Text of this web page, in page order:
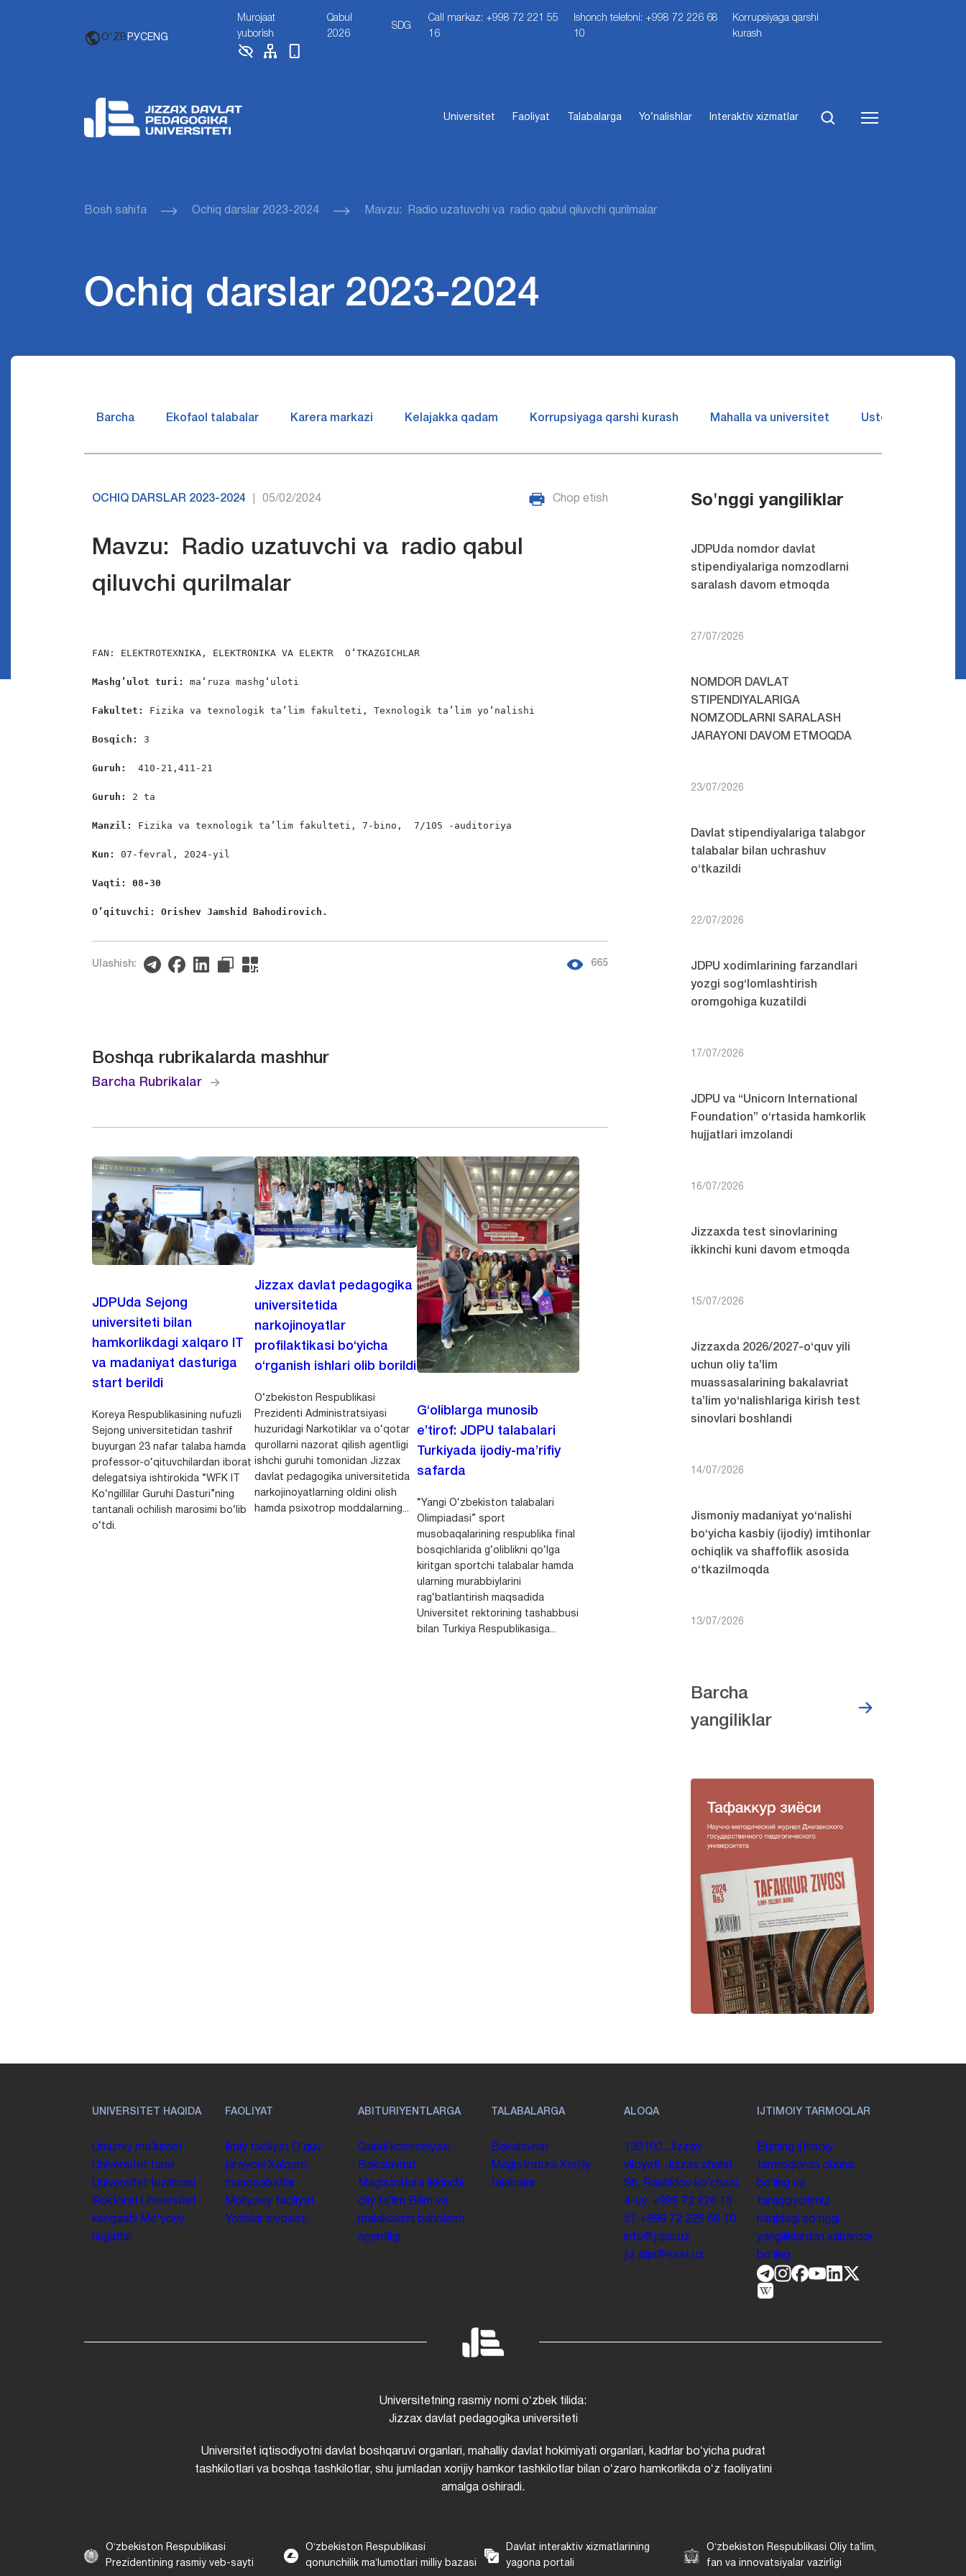
O'ZB РУСENG
Murojaat
yuborish
Qabul
2026
SDG
Call markaz: +998 72 221 55
16
Ishonch telefoni: +998 72 226 68
10
Korrupsiyaga qarshi
kurash
Universitet Faoliyat Talabalarga Yo‘nalishlar Interaktiv xizmatlar
Bosh sahifa Ochiq darslar 2023-2024 Mavzu: Radio uzatuvchi va radio qabul qiluvchi qurilmalar
Ochiq darslar 2023-2024
Barcha Ekofaol talabalar Karera markazi Kelajakka qadam Korrupsiyaga qarshi kurash Mahalla va universitet Ustozlar suhbatin
OCHIQ DARSLAR 2023-2024 05/02/2024 Chop etish
Mavzu: Radio uzatuvchi va radio qabul
qiluvchi qurilmalar
FAN: ELEKTROTEXNIKA, ELEKTRONIKA VA ELEKTR  OʻTKAZGICHLAR
Mashg’ulot turi: maʻruza mashgʻuloti
Fakultet: Fizika va texnologik ta’lim fakulteti, Texnologik ta’lim yoʻnalishi
Bosqich: 3
Guruh: 410-21,411-21
Guruh: 2 ta
Manzil: Fizika va texnologik ta’lim fakulteti, 7-bino,  7/105 -auditoriya
Kun: 07-fevral, 2024-yil
Vaqti: 08-30
O’qituvchi: Orishev Jamshid Bahodirovich.
Ulashish: 665
Boshqa rubrikalarda mashhur
Barcha Rubrikalar
JDPUda Sejong
universiteti bilan
hamkorlikdagi xalqaro IT
va madaniyat dasturiga
start berildi
Koreya Respublikasining nufuzli
Sejong universitetidan tashrif
buyurgan 23 nafar talaba hamda
professor-o‘qituvchilardan iborat
delegatsiya ishtirokida “WFK IT
Ko‘ngillilar Guruhi Dasturi”ning
tantanali ochilish marosimi bo‘lib
o‘tdi.
Jizzax davlat pedagogika
universitetida
narkojinoyatlar
profilaktikasi bo‘yicha
o‘rganish ishlari olib borildi
O‘zbekiston Respublikasi
Prezidenti Administratsiyasi
huzuridagi Narkotiklar va o‘qotar
qurollarni nazorat qilish agentligi
ishchi guruhi tomonidan Jizzax
davlat pedagogika universitetida
narkojinoyatlarning oldini olish
hamda psixotrop moddalarning...
G‘oliblarga munosib
e’tirof: JDPU talabalari
Turkiyada ijodiy-ma’rifiy
safarda
“Yangi O‘zbekiston talabalari
Olimpiadasi” sport
musobaqalarining respublika final
bosqichlarida g‘oliblikni qo‘lga
kiritgan sportchi talabalar hamda
ularning murabbiylarini
rag‘batlantirish maqsadida
Universitet rektorining tashabbusi
bilan Turkiya Respublikasiga...
So'nggi yangiliklar
JDPUda nomdor davlat
stipendiyalariga nomzodlarni
saralash davom etmoqda
27/07/2026
NOMDOR DAVLAT
STIPENDIYALARIGA
NOMZODLARNI SARALASH
JARAYONI DAVOM ETMOQDA
23/07/2026
Davlat stipendiyalariga talabgor
talabalar bilan uchrashuv
o‘tkazildi
22/07/2026
JDPU xodimlarining farzandlari
yozgi sog‘lomlashtirish
oromgohiga kuzatildi
17/07/2026
JDPU va “Unicorn International
Foundation” o‘rtasida hamkorlik
hujjatlari imzolandi
16/07/2026
Jizzaxda test sinovlarining
ikkinchi kuni davom etmoqda
15/07/2026
Jizzaxda 2026/2027-o‘quv yili
uchun oliy ta’lim
muassasalarining bakalavriat
ta’lim yo‘nalishlariga kirish test
sinovlari boshlandi
14/07/2026
Jismoniy madaniyat yo‘nalishi
bo‘yicha kasbiy (ijodiy) imtihonlar
ochiqlik va shaffoflik asosida
o‘tkazilmoqda
13/07/2026
Barcha
yangiliklar
UNIVERSITET HAQIDA
Umumiy maʼlumot
Universitet tarixi
Universitet tuzilmasi
Rektorat Universitet
kengashi
Me'yoriy
hujjatlar
FAOLIYAT
Ilmiy faoliyat Oʻquv
jarayoni Xalqaro
munosabatlar
Moliyaviy faoliyat
Yoshlar siyosati
ABITURIYENTLARGA
Qabul komissiyasi
Bakalavriat
Magistratura
Ikkinchi
oliy taʼlim Bilim va
malakalarni baholash
agentligi
TALABALARGA
Bakalavriat
Magistratura Xorijiy
talabalar
ALOQA
130100. Jizzax
viloyati, Jizzax shahri,
Sh. Rashidov koʻchasi,
4-uy. +998 72 226 13
57 +998 72 226 68 10
info@jdpu.uz
jiz.jdpi@exat.uz
IJTIMOIY TARMOQLAR
Bizning ijtimoiy
tarmoqlarda obuna
boʻling va
taraqqiyotimiz
haqidagi soʻnggi
yangiliklardan xabardor
boʻling.
Universitetning rasmiy nomi oʻzbek tilida:
Jizzax davlat pedagogika universiteti
Universitet iqtisodiyotni davlat boshqaruvi organlari, mahalliy davlat hokimiyati organlari, kadrlar boʻyicha pudrat
tashkilotlari va boshqa tashkilotlar, shu jumladan xorijiy hamkor tashkilotlar bilan oʻzaro hamkorlikda oʻz faoliyatini
amalga oshiradi.
Oʻzbekiston Respublikasi
Prezidentining rasmiy veb-sayti
Oʻzbekiston Respublikasi
qonunchilik maʼlumotlari milliy bazasi
Davlat interaktiv xizmatlarining
yagona portali
Oʻzbekiston Respublikasi Oliy taʼlim,
fan va innovatsiyalar vazirligi